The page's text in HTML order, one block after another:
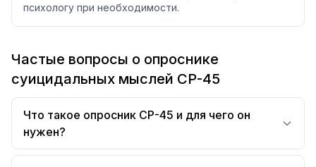
психологу при необходимости.
Частые вопросы о опроснике
суицидальных мыслей СР-45
Что такое опросник СР-45 и для чего он
нужен?